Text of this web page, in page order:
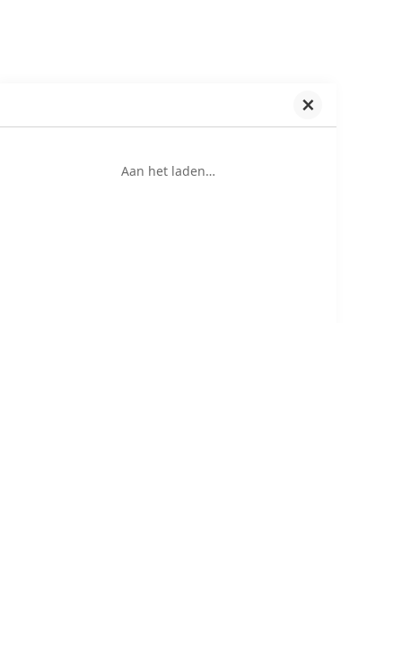
Aan het laden…